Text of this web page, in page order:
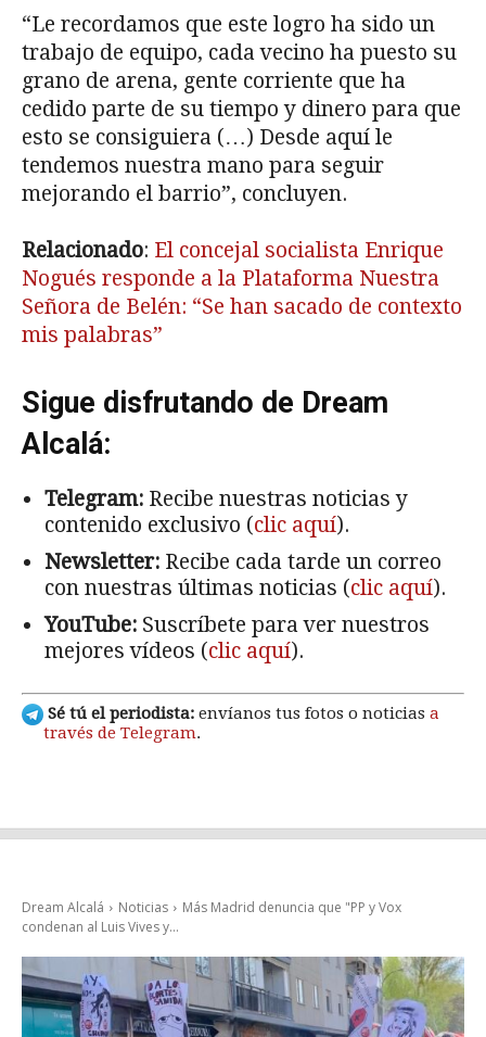
“Le recordamos que este logro ha sido un
trabajo de equipo, cada vecino ha puesto su
grano de arena, gente corriente que ha
cedido parte de su tiempo y dinero para que
esto se consiguiera (…) Desde aquí le
tendemos nuestra mano para seguir
mejorando el barrio”, concluyen.
Relacionado: El concejal socialista Enrique
Nogués responde a la Plataforma Nuestra
Señora de Belén: “Se han sacado de contexto
mis palabras”
Sigue disfrutando de Dream
Alcalá:
Telegram: Recibe nuestras noticias y
contenido exclusivo (clic aquí).
Newsletter: Recibe cada tarde un correo
con nuestras últimas noticias (clic aquí).
YouTube: Suscríbete para ver nuestros
mejores vídeos (clic aquí).
Sé tú el periodista: envíanos tus fotos o noticias a
través de Telegram.